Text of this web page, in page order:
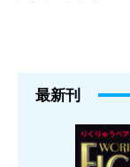
最新刊